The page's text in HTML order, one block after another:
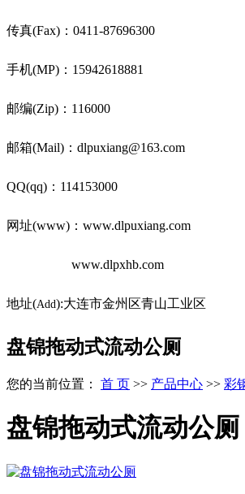
传真(Fax)：0411-87696300
手机(MP)：15942618881
邮编(Zip)：116000
邮箱(Mail)：dlpuxiang@163.com
QQ(qq)：114153000
网址(www)：www.dlpuxiang.com
www.dlpxhb.com
地址(Add):大连市金州区青山工业区
盘锦拖动式流动公厕
您的当前位置： 首 页 >> 产品中心 >> 彩
盘锦拖动式流动公厕